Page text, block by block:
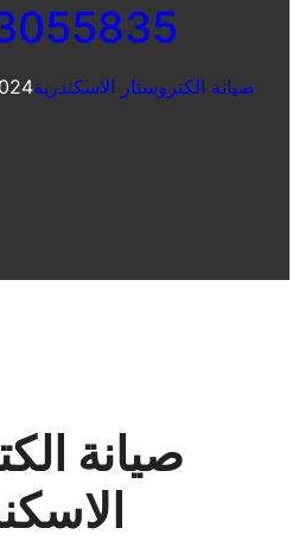
صيانة الكتروستار الاسكندرية
صيانة